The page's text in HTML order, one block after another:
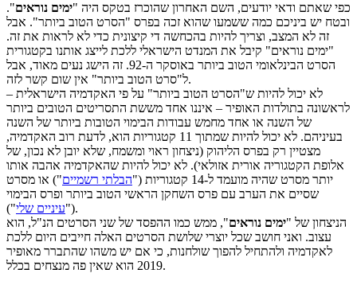
כפי שאתם ודאי יודעים, השם האחרון שהוכרז בטקס היה "ימים נוראים".
ובטח יש ביניכם כמה ששמעו שהוא זכה בפרס "הסרט הטוב ביותר". אבל
זה לא המצב, וצריך להיות בהכחשה די קיצונית כדי לא לראות את זה.
"ימים נוראים" קיבל את המנדט הישראלי ללכת לייצג אותנו בקטגורית
הסרט הבינלאומי הטוב ביותר באוסקר ה-92. זה הישג נעים מאוד, אבל
ל"סרט הטוב ביותר" אין שום קשר לזה.
לא יכול להיות ש"הסרט הטוב ביותר" על פי האקדמיה הישראלית –
לראשונה בתולדות האופיר – איננו אחד מששת התסריטים הטובים ביותר
של השנה או אחד מחמש עבודות הבימוי הטובות ביותר של השנה
בעיניהם. לא יכול להיות שמתוך 11 קטגוריות הוא, לדעת רוב האקדמיה,
מצטיין רק בפרס הליהוק (ניצחון ראוי ומשמח, שלא יובן לא נכון, של
אלופת הקטגוריה אורית אזולאי). לא יכול להיות שהאקדמיה אהבה אותו
יותר מסרט שהיה מועמד ל-14 קטגוריות ("
הבלתי רשמיים") או מסרט
שסיים את הערב עם פרס השחקן הראשי הטוב ביותר ופרס הבימוי
("עיניים שלי
").
הניצחון של "ימים נוראים", ממש כמו ההפסד של שני הסרטים הנ"ל, הוא
עצוב. ואני חושב שכל יוצרי שלושת הסרטים האלה חייבים היום ללכת
לאקדמיה ולהתחיל להפוך שולחנות, כי אם יש משהו שהתברר מאופיר
2019 הוא שאין פה מנצחים בכלל.